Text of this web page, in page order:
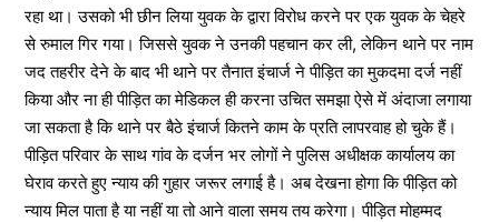
रहा था। उसको भी छीन लिया युवक के द्वारा विरोध करने पर एक युवक के चेहरे
से रुमाल गिर गया। जिससे युवक ने उनकी पहचान कर ली, लेकिन थाने पर नाम
जद तहरीर देने के बाद भी थाने पर तैनात इंचार्ज ने पीड़ित का मुकदमा दर्ज नहीं
किया और ना ही पीड़ित का मेडिकल ही करना उचित समझा ऐसे में अंदाजा लगाया
जा सकता है कि थाने पर बैठे इंचार्ज कितने काम के प्रति लापरवाह हो चुके हैं।
पीड़ित परिवार के साथ गांव के दर्जन भर लोगों ने पुलिस अधीक्षक कार्यालय का
घेराव करते हुए न्याय की गुहार जरूर लगाई है। अब देखना होगा कि पीड़ित को
न्याय मिल पाता है या नहीं या तो आने वाला समय तय करेगा। पीड़ित मोहम्मद